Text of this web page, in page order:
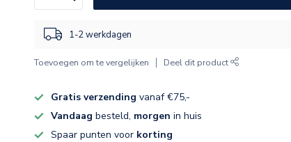
1-2 werkdagen
Toevoegen om te vergelijken Deel dit product
Gratis verzending vanaf €75,-
Vandaag besteld, morgen in huis
Spaar punten voor korting